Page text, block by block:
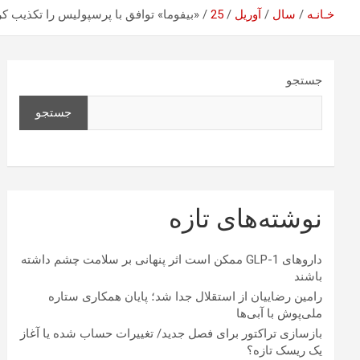
خـانـه سال آوریل 25 «بیفوما» توافق با پرسپولیس را تکذیب
جستجو
جستجو
نوشته‌های تازه
داروهای GLP-1 ممکن است اثر پنهانی بر سلامت چشم داشته
باشند
رامین رضاییان از استقلال جدا شد؛ پایان همکاری ستاره
ملی‌پوش با آبی‌ها
بازسازی تراکتور برای فصل جدید/ تغییرات حساب شده یا آغاز
یک ریسک تازه؟